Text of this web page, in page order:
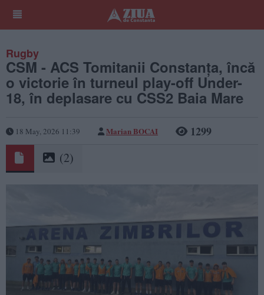
Rugby
CSM - ACS Tomitanii Constanța, încă
o victorie în turneul play-off Under-
18, în deplasare cu CSS2 Baia Mare
18 May, 2026 11:39 Marian BOCAI 1299
(2)